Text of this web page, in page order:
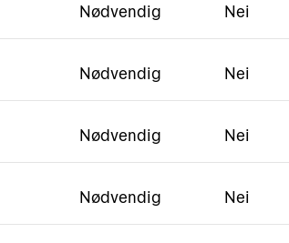
Nødvendig Nei
Nødvendig Nei
Nødvendig Nei
Nødvendig Nei